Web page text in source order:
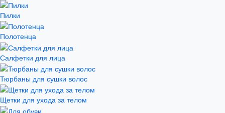
Пилки
Полотенца
Салфетки для лица
Тюрбаны для сушки волос
Щетки для ухода за телом